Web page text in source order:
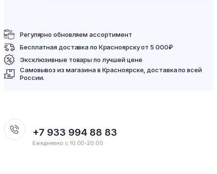
Регулярно обновляем ассортимент
Бесплатная доставка по Красноярску от 5 000₽
Эксклюзивные товары по лучшей цене
Самовывоз из магазина в Красноярске, доставка по всей
России.
+7 933 994 88 83
Ежедневно с 10.00-20.00